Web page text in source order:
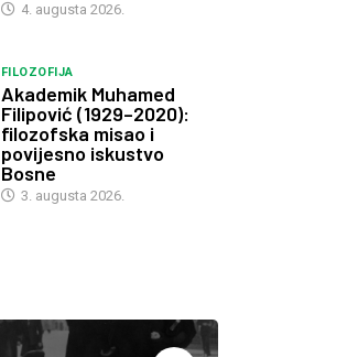
4. augusta 2026.
FILOZOFIJA
Akademik Muhamed
Filipović (1929–2020):
filozofska misao i
povijesno iskustvo
Bosne
3. augusta 2026.